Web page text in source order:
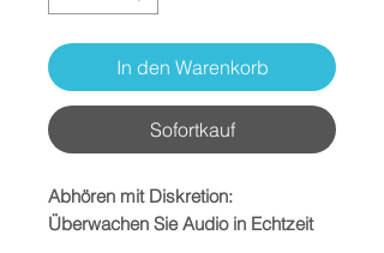
In den Warenkorb
Sofortkauf
Abhören mit Diskretion:
Überwachen Sie Audio in Echtzeit